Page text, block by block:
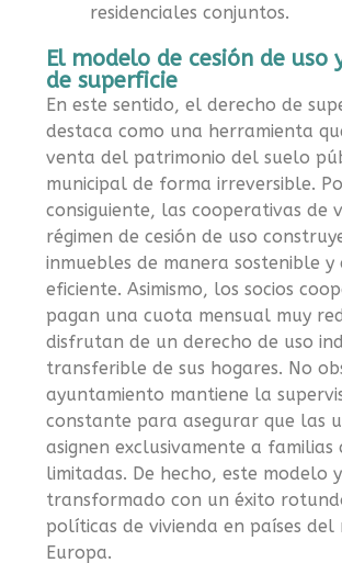
residenciales conjuntos.
El modelo de cesión de uso
de superficie
En este sentido, el derecho de
destaca como una herramienta
venta del patrimonio del suelo
municipal de forma irreversible.
consiguiente, las cooperativas de
régimen de cesión de uso
inmuebles de manera sostenible
eficiente. Asimismo, los socios
pagan una cuota mensual muy
disfrutan de un derecho de uso
transferible de sus hogares. No
ayuntamiento mantiene la
constante para asegurar que las
asignen exclusivamente a familias
limitadas. De hecho, este modelo
transformado con un éxito
políticas de vivienda en países del
Europa.